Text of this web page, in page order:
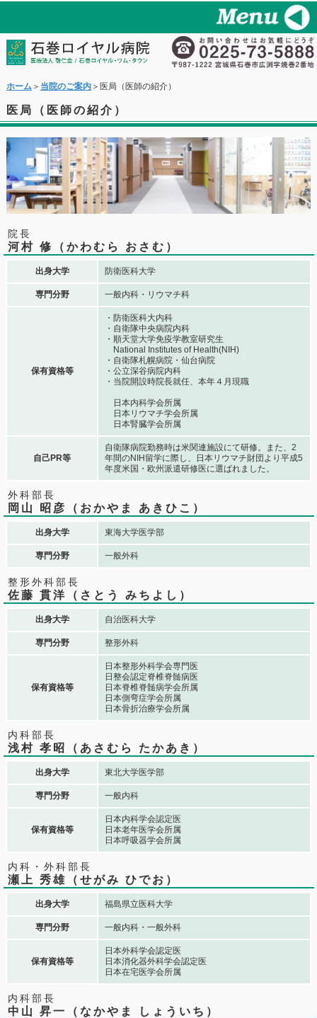
ホーム＞ 当院のご案内＞医局（医師の紹介）
医局（医師の紹介）
院長
河村 修（かわむら おさむ）
出身大学 防衛医科大学
専門分野 一般内科・リウマチ科
保有資格等
・防衛医科大内科
・自衛隊中央病院内科
・順天堂大学免疫学教室研究生
National Institutes of Health(NIH)
・自衛隊札幌病院・仙台病院
・公立深谷病院内科
・当院開設時院長就任、本年４月現職
日本内科学会所属
日本リウマチ学会所属
日本腎臓学会所属
自己PR等
自衛隊病院勤務時は米関連施設にて研修。また、2
年間のNIH留学に際し、日本リウマチ財団より平成5
年度米国・欧州派遣研修医に選ばれました。
外科部長
岡山 昭彦（おかやま あきひこ）
出身大学 東海大学医学部
専門分野 一般外科
整形外科部長
佐藤 貫洋（さとう みちよし）
出身大学 自治医科大学
専門分野 整形外科
保有資格等
日本整形外科学会専門医
日整会認定脊椎脊髄病医
日本脊椎脊髄病学会所属
日本側弯症学会所属
日本骨折治療学会所属
内科部長
浅村 孝昭（あさむら たかあき）
出身大学 東北大学医学部
専門分野 一般内科
保有資格等
日本内科学会認定医
日本老年医学会所属
日本呼吸器学会所属
内科・外科部長
瀬上 秀雄（せがみ ひでお）
出身大学 福島県立医科大学
専門分野 一般内科・一般外科
保有資格等
日本外科学会認定医
日本消化器外科学会認定医
日本在宅医学会所属
内科部長
中山 昇一（なかやま しょういち）